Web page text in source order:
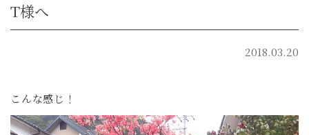
T様へ
2018.03.20
こんな感じ！